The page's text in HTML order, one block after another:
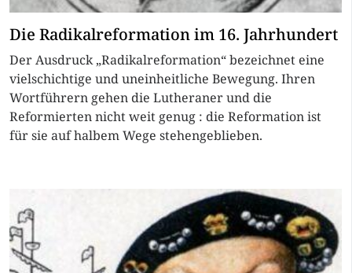
Die Radikalreformation im 16. Jahrhundert
Der Ausdruck „Radikalreformation“ bezeichnet eine
vielschichtige und uneinheitliche Bewegung. Ihren
Wortführern gehen die Lutheraner und die
Reformierten nicht weit genug : die Reformation ist
für sie auf halbem Wege stehengeblieben.